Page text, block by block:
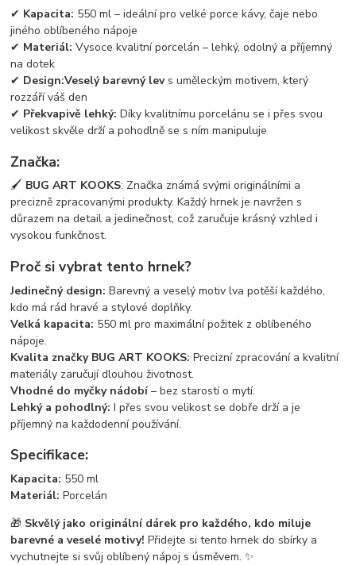
✔ Kapacita: 550 ml – ideální pro velké porce kávy, čaje nebo
jiného oblíbeného nápoje
✔ Materiál: Vysoce kvalitní porcelán – lehký, odolný a příjemný
na dotek
✔ Design:Veselý barevný levs uměleckým motivem, který
rozzáří váš den
✔ Překvapivě lehký: Díky kvalitnímu porcelánu se i přes svou
velikost skvěle drží a pohodlně se s ním manipuluje
Značka:
🖌 BUG ART KOOKS: Značka známá svými originálními a
precizně zpracovanými produkty. Každý hrnek je navržen s
důrazem na detail a jedinečnost, což zaručuje krásný vzhled i
vysokou funkčnost.
Proč si vybrat tento hrnek?
Jedinečný design: Barevný a veselý motiv lva potěší každého,
kdo má rád hravé a stylové doplňky.
Velká kapacita: 550 ml pro maximální požitek z oblíbeného
nápoje.
Kvalita značky BUG ART KOOKS: Precizní zpracování a kvalitní
materiály zaručují dlouhou životnost.
Vhodné do myčky nádobí– bez starostí o mytí.
Lehký a pohodlný: I přes svou velikost se dobře drží a je
příjemný na každodenní používání.
Specifikace:
Kapacita: 550 ml
Materiál: Porcelán
🎁 Skvělý jako originální dárek pro každého, kdo miluje
barevné a veselé motivy! Přidejte si tento hrnek do sbírky a
vychutnejte si svůj oblíbený nápoj s úsměvem. ✨